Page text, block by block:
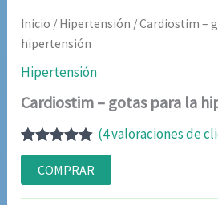
Inicio / Hipertensión / Cardiostim –
hipertensión
Hipertensión
Cardiostim – gotas para la
Valorado
con4.75de
5 en base
a
4
(4valoraciones de
COMPRAR